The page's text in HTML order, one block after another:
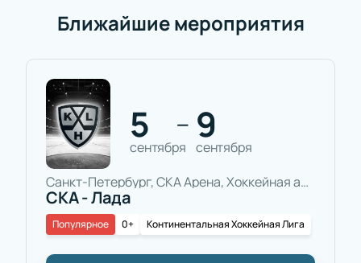
Ближайшие мероприятия
5
сентября
— 9
сентября
Санкт-Петербург, СКА Арена, Хоккейная арена
СКА - Лада
0+ Континентальная Хоккейная Лига
Популярное